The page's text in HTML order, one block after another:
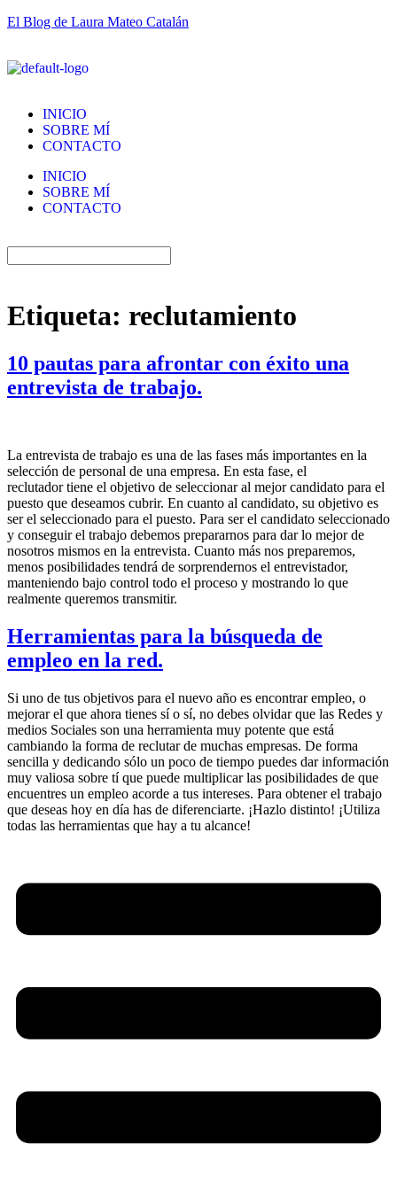
El Blog de Laura Mateo Catalán
INICIO
SOBRE MÍ
CONTACTO
INICIO
SOBRE MÍ
CONTACTO
Etiqueta: reclutamiento
10 pautas para afrontar con éxito una
entrevista de trabajo.
La entrevista de trabajo es una de las fases más importantes en la
selección de personal de una empresa. En esta fase, el
reclutador tiene el objetivo de seleccionar al mejor candidato para el
puesto que deseamos cubrir. En cuanto al candidato, su objetivo es
ser el seleccionado para el puesto. Para ser el candidato seleccionado
y conseguir el trabajo debemos prepararnos para dar lo mejor de
nosotros mismos en la entrevista. Cuanto más nos preparemos,
menos posibilidades tendrá de sorprendernos el entrevistador,
manteniendo bajo control todo el proceso y mostrando lo que
realmente queremos transmitir.
Herramientas para la búsqueda de
empleo en la red.
Si uno de tus objetivos para el nuevo año es encontrar empleo, o
mejorar el que ahora tienes sí o sí, no debes olvidar que las Redes y
medios Sociales son una herramienta muy potente que está
cambiando la forma de reclutar de muchas empresas. De forma
sencilla y dedicando sólo un poco de tiempo puedes dar información
muy valiosa sobre tí que puede multiplicar las posibilidades de que
encuentres un empleo acorde a tus intereses. Para obtener el trabajo
que deseas hoy en día has de diferenciarte. ¡Hazlo distinto! ¡Utiliza
todas las herramientas que hay a tu alcance!